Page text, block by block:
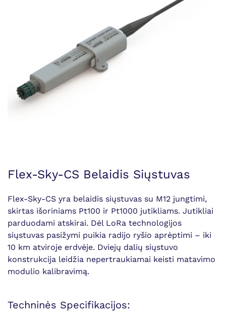
Flex-Sky-CS Belaidis Siųstuvas
Flex-Sky-CS yra belaidis siųstuvas su M12 jungtimi,
skirtas išoriniams Pt100 ir Pt1000 jutikliams. Jutikliai
parduodami atskirai. Dėl LoRa technologijos
siųstuvas pasižymi puikia radijo ryšio aprėptimi – iki
10 km atviroje erdvėje. Dviejų dalių siųstuvo
konstrukcija leidžia nepertraukiamai keisti matavimo
modulio kalibravimą.
Techninės Specifikacijos: